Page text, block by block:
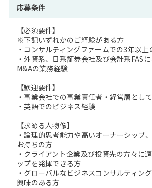
応募条件
【必須要件】
※下記いずれかのご経験がある方
・コンサルティングファームでの3年以
・外資系、日系証券会社及び会計系FAS
M&Aの業務経験
【歓迎要件】
・事業会社での事業責任者・経営層とし
・英語でのビジネス経験
【求める人物像】
・論理的思考能力や高いオーナーシップ
お持ちの方
・クライアント企業及び投資先の方々に
ップを発揮できる方
・グローバルなビジネスコンサルティン
興味のある方